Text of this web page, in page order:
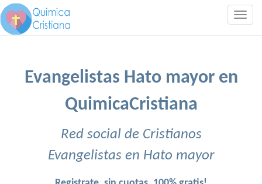
Evangelistas Hato mayor en
QuimicaCristiana
Red social de Cristianos
Evangelistas en Hato mayor